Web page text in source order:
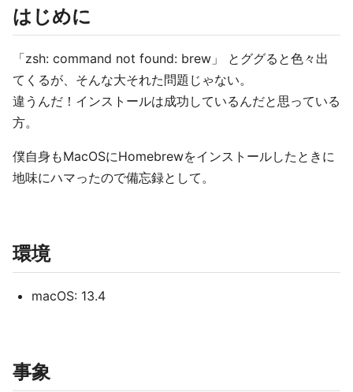
はじめに
「zsh: command not found: brew」 とググると色々出
てくるが、そんな大それた問題じゃない。
違うんだ！インストールは成功しているんだと思っている
方。
僕自身もMacOSにHomebrewをインストールしたときに
地味にハマったので備忘録として。
環境
macOS: 13.4
事象